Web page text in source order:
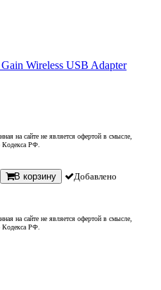
Wireless USB Adapter
на сайте не является офертой в смысле,
Кодекса РФ.
В корзину Добавлено
на сайте не является офертой в смысле,
Кодекса РФ.